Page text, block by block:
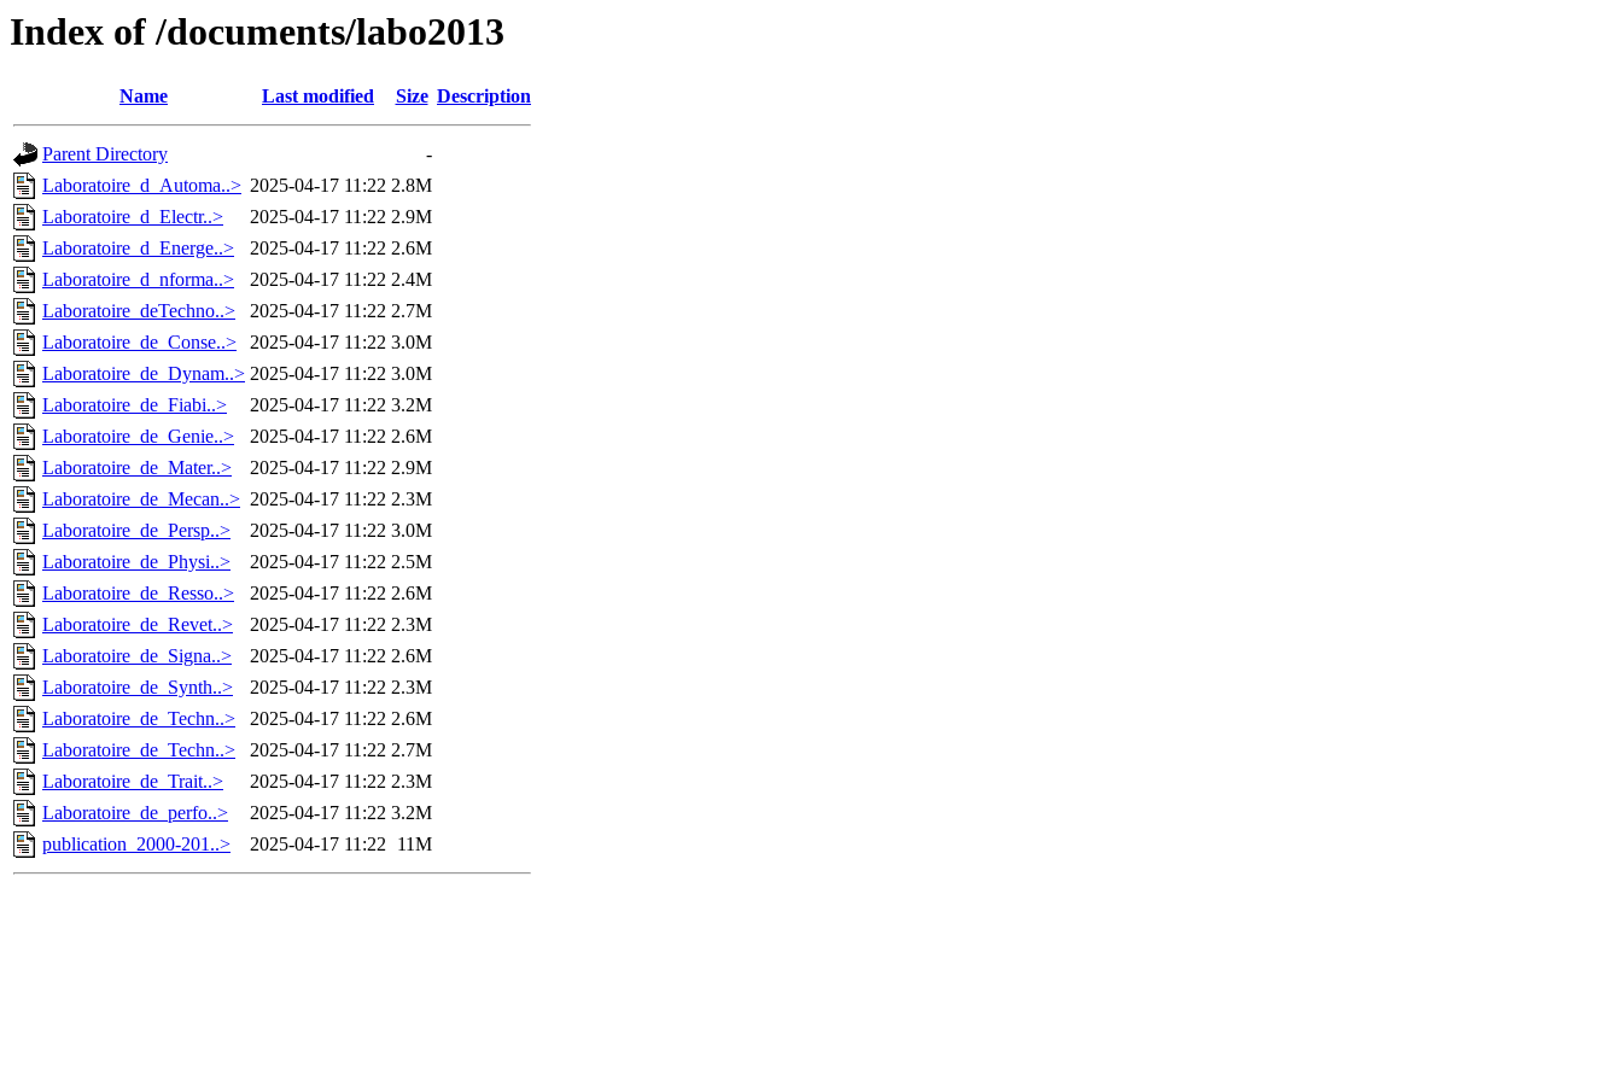
Index of /documents/labo2013
Name Last modified Size Description
Parent Directory
-
Laboratoire_d_Automa..> 2025-04-17 11:22 2.8M
Laboratoire_d_Electr..>
2025-04-17 11:22 2.9M
Laboratoire_d_Energe..>
2025-04-17 11:22 2.6M
Laboratoire_d_nforma..>
2025-04-17 11:22 2.4M
Laboratoire_deTechno..>
2025-04-17 11:22 2.7M
Laboratoire_de_Conse..>
2025-04-17 11:22 3.0M
Laboratoire_de_Dynam..> 2025-04-17 11:22 3.0M
Laboratoire_de_Fiabi..>
2025-04-17 11:22 3.2M
Laboratoire_de_Genie..>
2025-04-17 11:22 2.6M
Laboratoire_de_Mater..>
2025-04-17 11:22 2.9M
Laboratoire_de_Mecan..> 2025-04-17 11:22 2.3M
Laboratoire_de_Persp..>
2025-04-17 11:22 3.0M
Laboratoire_de_Physi..>
2025-04-17 11:22 2.5M
Laboratoire_de_Resso..>
2025-04-17 11:22 2.6M
Laboratoire_de_Revet..>
2025-04-17 11:22 2.3M
Laboratoire_de_Signa..>
2025-04-17 11:22 2.6M
Laboratoire_de_Synth..>
2025-04-17 11:22 2.3M
Laboratoire_de_Techn..>
2025-04-17 11:22 2.6M
Laboratoire_de_Techn..>
2025-04-17 11:22 2.7M
Laboratoire_de_Trait..>
2025-04-17 11:22 2.3M
Laboratoire_de_perfo..>
2025-04-17 11:22 3.2M
publication_2000-201..>
2025-04-17 11:22 11M